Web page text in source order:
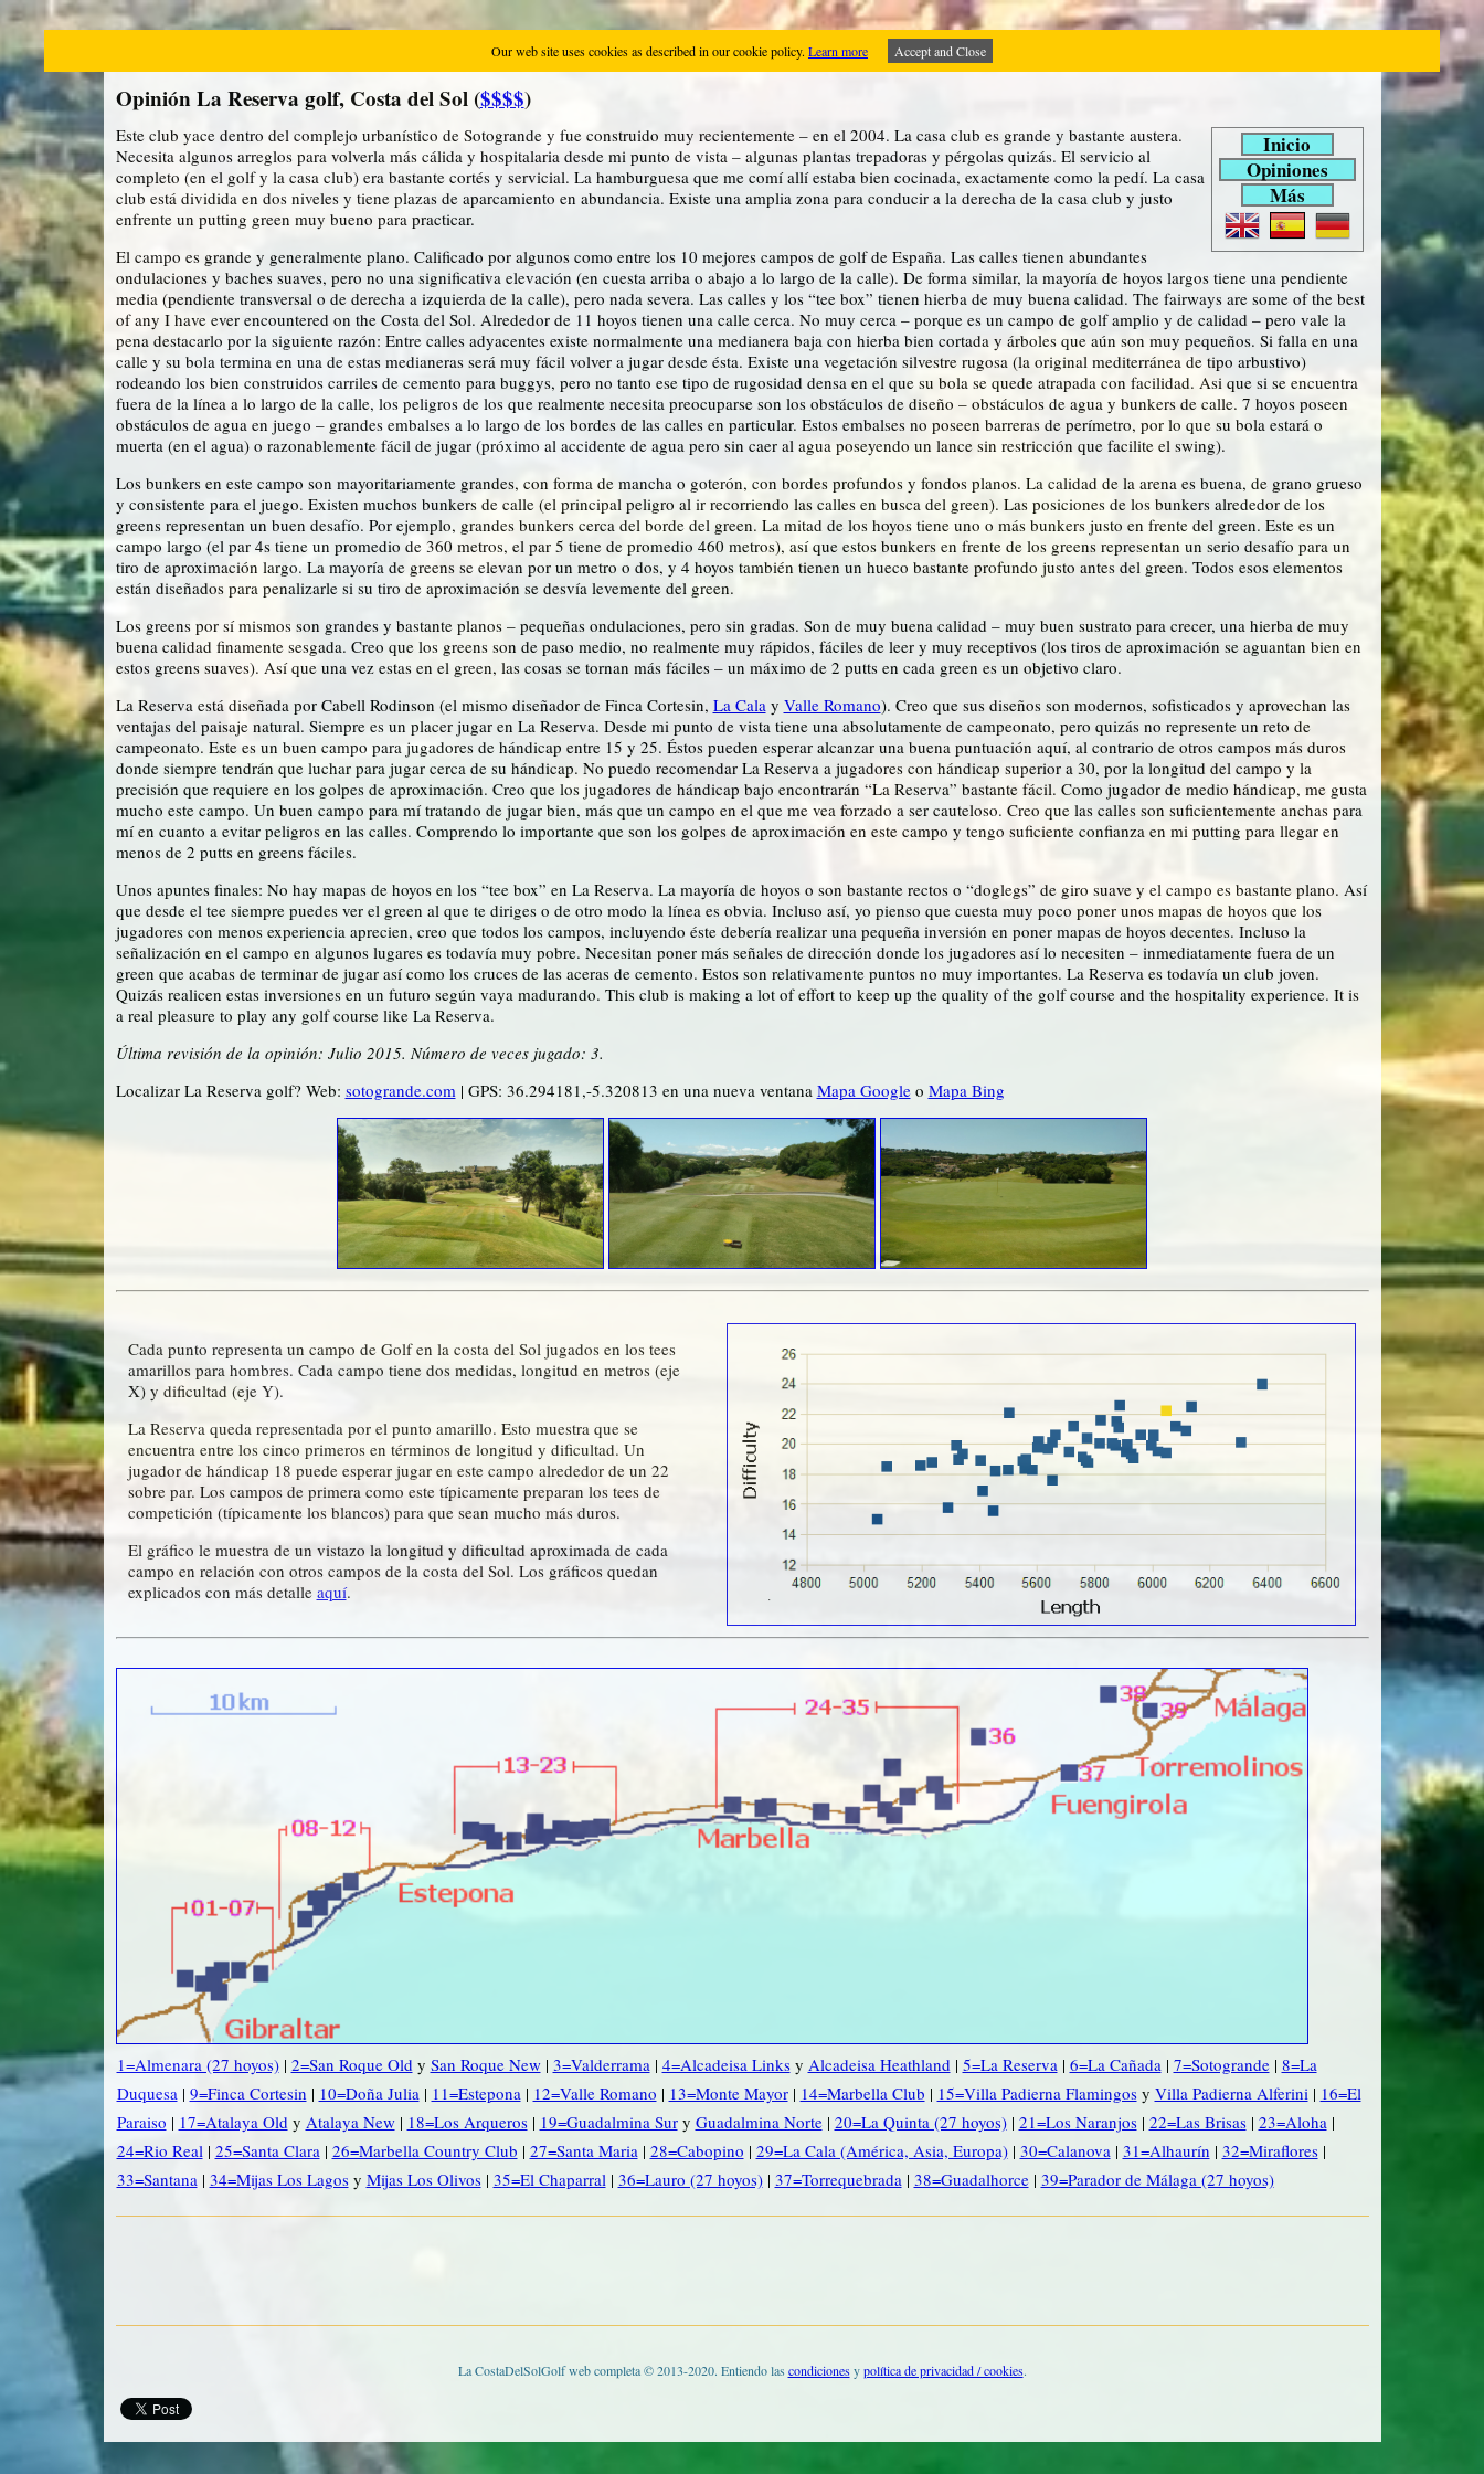
Our web site uses cookies as described in our cookie policy. Learn more Accept and Close
Opinión La Reserva golf, Costa del Sol ($$$$)
Inicio
Opiniones
Más
Este club yace dentro del complejo urbanístico de Sotogrande y fue construido muy recientemente – en el 2004. La casa club es grande y bastante austera.
Necesita algunos arreglos para volverla más cálida y hospitalaria desde mi punto de vista – algunas plantas trepadoras y pérgolas quizás. El servicio al
completo (en el golf y la casa club) era bastante cortés y servicial. La hamburguesa que me comí allí estaba bien cocinada, exactamente como la pedí. La casa
club está dividida en dos niveles y tiene plazas de aparcamiento en abundancia. Existe una amplia zona para conducir a la derecha de la casa club y justo
enfrente un putting green muy bueno para practicar.
El campo es grande y generalmente plano. Calificado por algunos como entre los 10 mejores campos de golf de España. Las calles tienen abundantes
ondulaciones y baches suaves, pero no una significativa elevación (en cuesta arriba o abajo a lo largo de la calle). De forma similar, la mayoría de hoyos largos tiene una pendiente
media (pendiente transversal o de derecha a izquierda de la calle), pero nada severa. Las calles y los “tee box” tienen hierba de muy buena calidad. The fairways are some of the best
of any I have ever encountered on the Costa del Sol. Alrededor de 11 hoyos tienen una calle cerca. No muy cerca – porque es un campo de golf amplio y de calidad – pero vale la
pena destacarlo por la siguiente razón: Entre calles adyacentes existe normalmente una medianera baja con hierba bien cortada y árboles que aún son muy pequeños. Si falla en una
calle y su bola termina en una de estas medianeras será muy fácil volver a jugar desde ésta. Existe una vegetación silvestre rugosa (la original mediterránea de tipo arbustivo)
rodeando los bien construidos carriles de cemento para buggys, pero no tanto ese tipo de rugosidad densa en el que su bola se quede atrapada con facilidad. Asi que si se encuentra
fuera de la línea a lo largo de la calle, los peligros de los que realmente necesita preocuparse son los obstáculos de diseño – obstáculos de agua y bunkers de calle. 7 hoyos poseen
obstáculos de agua en juego – grandes embalses a lo largo de los bordes de las calles en particular. Estos embalses no poseen barreras de perímetro, por lo que su bola estará o
muerta (en el agua) o razonablemente fácil de jugar (próximo al accidente de agua pero sin caer al agua poseyendo un lance sin restricción que facilite el swing).
Los bunkers en este campo son mayoritariamente grandes, con forma de mancha o goterón, con bordes profundos y fondos planos. La calidad de la arena es buena, de grano grueso
y consistente para el juego. Existen muchos bunkers de calle (el principal peligro al ir recorriendo las calles en busca del green). Las posiciones de los bunkers alrededor de los
greens representan un buen desafío. Por ejemplo, grandes bunkers cerca del borde del green. La mitad de los hoyos tiene uno o más bunkers justo en frente del green. Este es un
campo largo (el par 4s tiene un promedio de 360 metros, el par 5 tiene de promedio 460 metros), así que estos bunkers en frente de los greens representan un serio desafío para un
tiro de aproximación largo. La mayoría de greens se elevan por un metro o dos, y 4 hoyos también tienen un hueco bastante profundo justo antes del green. Todos esos elementos
están diseñados para penalizarle si su tiro de aproximación se desvía levemente del green.
Los greens por sí mismos son grandes y bastante planos – pequeñas ondulaciones, pero sin gradas. Son de muy buena calidad – muy buen sustrato para crecer, una hierba de muy
buena calidad finamente sesgada. Creo que los greens son de paso medio, no realmente muy rápidos, fáciles de leer y muy receptivos (los tiros de aproximación se aguantan bien en
estos greens suaves). Así que una vez estas en el green, las cosas se tornan más fáciles – un máximo de 2 putts en cada green es un objetivo claro.
La Reserva está diseñada por Cabell Rodinson (el mismo diseñador de Finca Cortesin, La Cala y Valle Romano). Creo que sus diseños son modernos, sofisticados y aprovechan las
ventajas del paisaje natural. Siempre es un placer jugar en La Reserva. Desde mi punto de vista tiene una absolutamente de campeonato, pero quizás no represente un reto de
campeonato. Este es un buen campo para jugadores de hándicap entre 15 y 25. Éstos pueden esperar alcanzar una buena puntuación aquí, al contrario de otros campos más duros
donde siempre tendrán que luchar para jugar cerca de su hándicap. No puedo recomendar La Reserva a jugadores con hándicap superior a 30, por la longitud del campo y la
precisión que requiere en los golpes de aproximación. Creo que los jugadores de hándicap bajo encontrarán “La Reserva” bastante fácil. Como jugador de medio hándicap, me gusta
mucho este campo. Un buen campo para mí tratando de jugar bien, más que un campo en el que me vea forzado a ser cauteloso. Creo que las calles son suficientemente anchas para
mí en cuanto a evitar peligros en las calles. Comprendo lo importante que son los golpes de aproximación en este campo y tengo suficiente confianza en mi putting para llegar en
menos de 2 putts en greens fáciles.
Unos apuntes finales: No hay mapas de hoyos en los “tee box” en La Reserva. La mayoría de hoyos o son bastante rectos o “doglegs” de giro suave y el campo es bastante plano. Así
que desde el tee siempre puedes ver el green al que te diriges o de otro modo la línea es obvia. Incluso así, yo pienso que cuesta muy poco poner unos mapas de hoyos que los
jugadores con menos experiencia aprecien, creo que todos los campos, incluyendo éste debería realizar una pequeña inversión en poner mapas de hoyos decentes. Incluso la
señalización en el campo en algunos lugares es todavía muy pobre. Necesitan poner más señales de dirección donde los jugadores así lo necesiten – inmediatamente fuera de un
green que acabas de terminar de jugar así como los cruces de las aceras de cemento. Estos son relativamente puntos no muy importantes. La Reserva es todavía un club joven.
Quizás realicen estas inversiones en un futuro según vaya madurando. This club is making a lot of effort to keep up the quality of the golf course and the hospitality experience. It is
a real pleasure to play any golf course like La Reserva.
Última revisión de la opinión: Julio 2015. Número de veces jugado: 3.
Localizar La Reserva golf? Web: sotogrande.com | GPS: 36.294181,-5.320813 en una nueva ventana Mapa Googleo Mapa Bing
Cada punto representa un campo de Golf en la costa del Sol jugados en los tees
amarillos para hombres. Cada campo tiene dos medidas, longitud en metros (eje
X) y dificultad (eje Y).
La Reserva queda representada por el punto amarillo. Esto muestra que se
encuentra entre los cinco primeros en términos de longitud y dificultad. Un
jugador de hándicap 18 puede esperar jugar en este campo alrededor de un 22
sobre par. Los campos de primera como este típicamente preparan los tees de
competición (típicamente los blancos) para que sean mucho más duros.
El gráfico le muestra de un vistazo la longitud y dificultad aproximada de cada
campo en relación con otros campos de la costa del Sol. Los gráficos quedan
explicados con más detalle aquí.
1=Almenara (27 hoyos)| 2=San Roque Oldy San Roque New| 3=Valderrama| 4=Alcadeisa Linksy Alcadeisa Heathland| 5=La Reserva| 6=La Cañada| 7=Sotogrande| 8=La
Duquesa| 9=Finca Cortesin | 10=Doña Julia| 11=Estepona| 12=Valle Romano | 13=Monte Mayor| 14=Marbella Club | 15=Villa Padierna Flamingosy Villa Padierna Alferini| 16=El
Paraiso | 17=Atalaya Oldy Atalaya New| 18=Los Arqueros| 19=Guadalmina Sury Guadalmina Norte| 20=La Quinta (27 hoyos)| 21=Los Naranjos| 22=Las Brisas| 23=Aloha|
24=Rio Real| 25=Santa Clara| 26=Marbella Country Club | 27=Santa Maria| 28=Cabopino | 29=La Cala (América, Asia, Europa)| 30=Calanova| 31=Alhaurín | 32=Miraflores|
33=Santana| 34=Mijas Los Lagosy Mijas Los Olivos| 35=El Chaparral| 36=Lauro (27 hoyos)| 37=Torrequebrada| 38=Guadalhorce| 39=Parador de Málaga (27 hoyos)
La CostaDelSolGolf web completa © 2013-2020. Entiendo las condicionesypolítica de privacidad / cookies.